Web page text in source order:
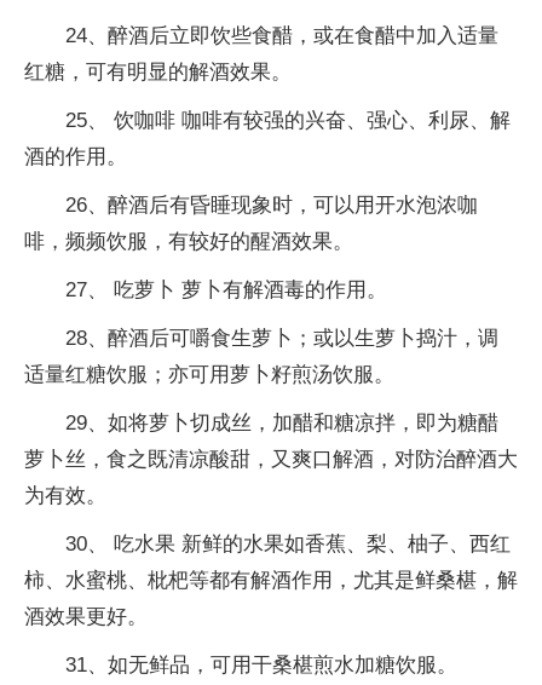
24、醉酒后立即饮些食醋，或在食醋中加入适量
红糖，可有明显的解酒效果。
25、 饮咖啡 咖啡有较强的兴奋、强心、利尿、解
酒的作用。
26、醉酒后有昏睡现象时，可以用开水泡浓咖
啡，频频饮服，有较好的醒酒效果。
27、 吃萝卜 萝卜有解酒毒的作用。
28、醉酒后可嚼食生萝卜；或以生萝卜捣汁，调
适量红糖饮服；亦可用萝卜籽煎汤饮服。
29、如将萝卜切成丝，加醋和糖凉拌，即为糖醋
萝卜丝，食之既清凉酸甜，又爽口解酒，对防治醉酒大
为有效。
30、 吃水果 新鲜的水果如香蕉、梨、柚子、西红
柿、水蜜桃、枇杷等都有解酒作用，尤其是鲜桑椹，解
酒效果更好。
31、如无鲜品，可用干桑椹煎水加糖饮服。